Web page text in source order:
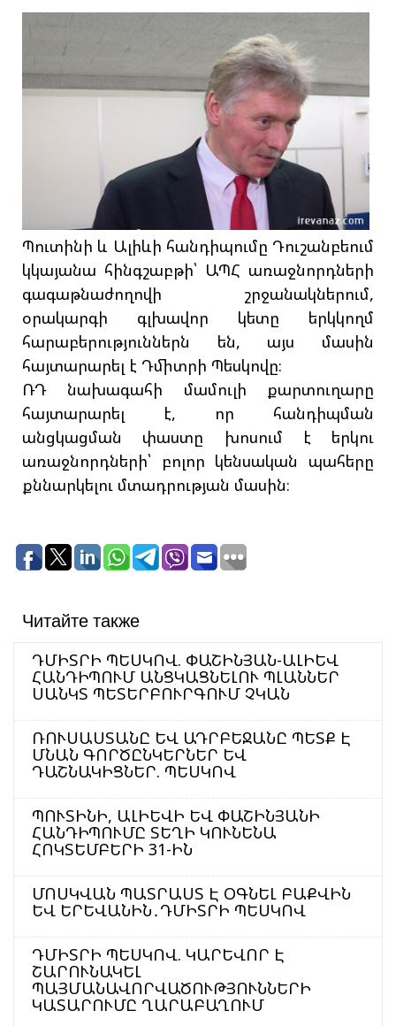
Պուտինի և Ալիևի հանդիպումը Դուշանբեում
կկայանա հինգշաբթի՝ ԱՊՀ առաջնորդների
գագաթնաժողովի շրջանակներում,
օրակարգի գլխավոր կետը երկկողմ
հարաբերություններն են, այս մասին
հայտարարել է Դմիտրի Պեսկովը։
ՌԴ նախագահի մամուլի քարտուղարը
հայտարարել է, որ հանդիպման
անցկացման փաստը խոսում է երկու
առաջնորդների՝ բոլոր կենսական պահերը
քննարկելու մտադրության մասին։
Читайте также
ԴՄԻՏՐԻ ՊԵՍԿՈՎ. ՓԱՇԻՆՅԱՆ-ԱԼԻԵՎ
ՀԱՆԴԻՊՈՒՄ ԱՆՑԿԱՑՆԵԼՈՒ ՊԼԱՆՆԵՐ
ՍԱՆԿՏ ՊԵՏԵՐԲՈՒՐԳՈՒՄ ՉԿԱՆ
ՌՈՒՍԱՍՏԱՆԸ ԵՎ ԱԴՐԲԵՋԱՆԸ ՊԵՏՔ Է
ՄՆԱՆ ԳՈՐԾԸՆԿԵՐՆԵՐ ԵՎ
ԴԱՇՆԱԿԻՑՆԵՐ. ՊԵՍԿՈՎ
ՊՈՒՏԻՆԻ, ԱԼԻԵՎԻ ԵՎ ՓԱՇԻՆՅԱՆԻ
ՀԱՆԴԻՊՈՒՄԸ ՏԵՂԻ ԿՈՒՆԵՆԱ
ՀՈԿՏԵՄԲԵՐԻ 31-ԻՆ
ՄՈՍԿՎԱՆ ՊԱՏՐԱՍՏ Է ՕԳՆԵԼ ԲԱՔՎԻՆ
ԵՎ ԵՐԵՎԱՆԻՆ․ԴՄԻՏՐԻ ՊԵՍԿՈՎ
ԴՄԻՏՐԻ ՊԵՍԿՈՎ. ԿԱՐԵՎՈՐ Է
ՇԱՐՈՒՆԱԿԵԼ
ՊԱՅՄԱՆԱՎՈՐՎԱԾՈՒԹՅՈՒՆՆԵՐԻ
ԿԱՏԱՐՈՒՄԸ ՂԱՐԱԲԱՂՈՒՄ